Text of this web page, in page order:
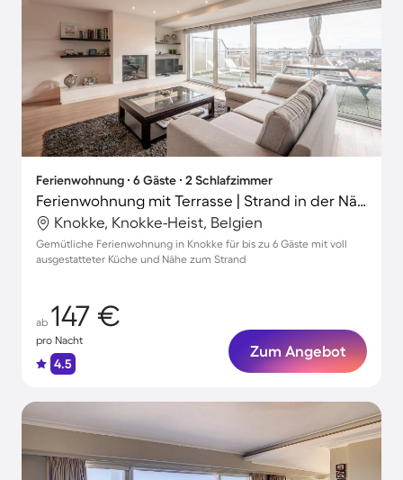
Ferienwohnung ∙ 6 Gäste ∙ 2 Schlafzimmer
Ferienwohnung mit Terrasse | Strand in der Nähe
Knokke, Knokke-Heist, Belgien
Gemütliche Ferienwohnung in Knokke für bis zu 6 Gäste mit voll
ausgestatteter Küche und Nähe zum Strand
ab 147 €
pro Nacht
4.5
Zum Angebot